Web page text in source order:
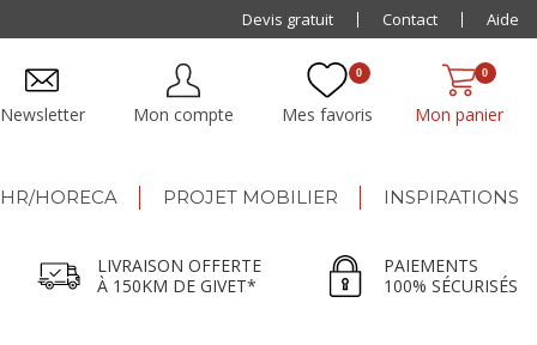
Mon panier
0
Mes favoris
0
Mon compte
Newsletter
HORECA PROJET MOBILIER INSPIRATIONS
LIVRAISON OFFERTE
À 150KM DE GIVET*
PAIEMENTS
100% SÉCURISÉS
Livraison offerte dès 500€ jusqu'à 150km de Givet
Devis gratuit Contact Aide